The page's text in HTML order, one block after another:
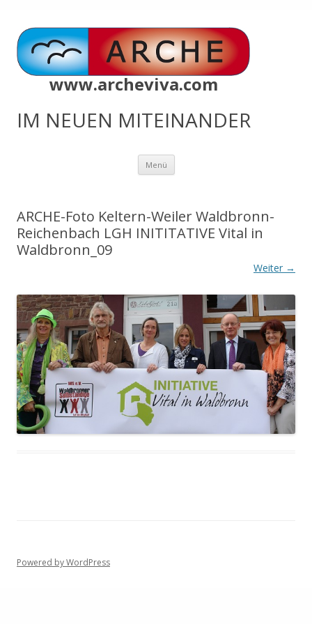
www.archeviva.com
IM NEUEN MITEINANDER
Menü Zum
springen
ARCHE-Foto Keltern-Weiler Waldbronn-
Reichenbach LGH INITITATIVE Vital in
Waldbronn_09
Weiter →
Powered by WordPress